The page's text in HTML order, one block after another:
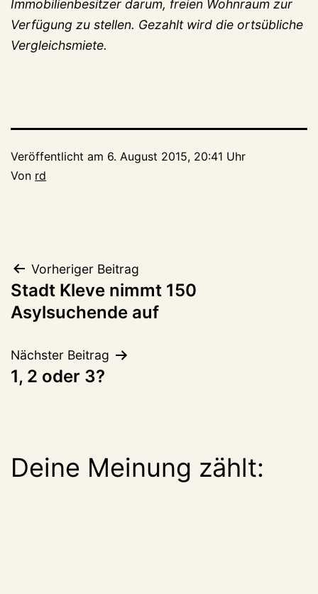
Immobilienbesitzer darum, freien Wohnraum zur
Verfügung zu stellen. Gezahlt wird die ortsübliche
Vergleichsmiete.
Veröffentlicht am 6. August 2015, 20:41 Uhr
Von rd
Beitragsnavigation
Vorheriger Beitrag
Stadt Kleve nimmt 150
Asylsuchende auf
Nächster Beitrag
1, 2 oder 3?
Deine Meinung zählt: